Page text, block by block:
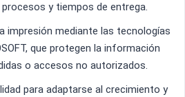
y tiempos de entrega.
impresión mediante las tecnologías
que protegen la información
o accesos no autorizados.
para adaptarse al crecimiento y